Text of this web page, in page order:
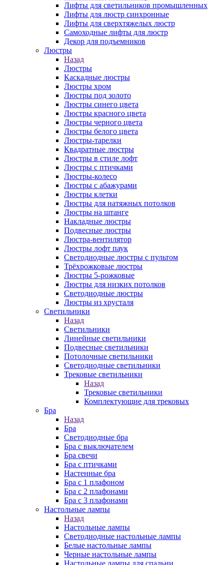
Лифты для светильников промышленных
Лифты для люстр синхронные
Лифты для сверхтяжелых люстр
Самоходные лифты для люстр
Декор для подъемников
Люстры
Назад
Люстры
Каскадные люстры
Люстры хром
Люстры под золото
Люстры синего цвета
Люстры красного цвета
Люстры черного цвета
Люстры белого цвета
Люстры-тарелки
Квадратные люстры
Люстры в стиле лофт
Люстры с птичками
Люстры-колесо
Люстры с абажурами
Люстры клетки
Люстры для натяжных потолков
Люстры на штанге
Накладные люстры
Подвесные люстры
Люстра-вентилятор
Люстры лофт паук
Светодиодные люстры с пультом
Трёхрожковые люстры
Люстры 5-рожковые
Люстры для низких потолков
Cветодиодные люстры
Люстры из хрусталя
Светильники
Назад
Светильники
Линейные светильники
Подвесные светильники
Потолочные светильники
Светодиодные светильники
Трековые светильники
Назад
Трековые светильники
Комплектующие для трековых
Бра
Назад
Бра
Светодиодные бра
Бра с выключателем
Бра свечи
Бра с птичками
Настенные бра
Бра с 1 плафоном
Бра с 2 плафонами
Бра с 3 плафонами
Настольные лампы
Назад
Настольные лампы
Светодиодные настольные лампы
Белые настольные лампы
Черные настольные лампы
Настольные лампы для спальни